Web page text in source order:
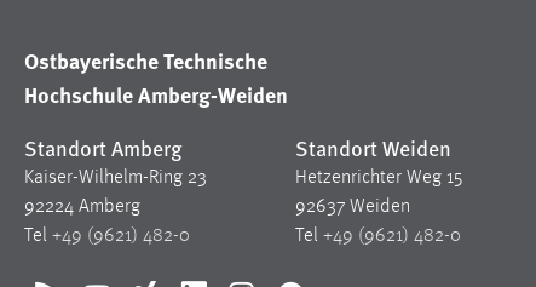
Ostbayerische Technische
Hochschule Amberg-Weiden
Standort Amberg
Kaiser-Wilhelm-Ring 23
92224 Amberg
Tel +49 (9621) 482-0
Standort Weiden
Hetzenrichter Weg 15
92637 Weiden
Tel +49 (9621) 482-0
Cookie Laufzeit: 24 Stunden
STATISTIK
Statistik Cookies erfassen Informationen anonym.
Diese Informationen helfen uns zu verstehen, wie
unsere Besucher unsere Website nutzen.